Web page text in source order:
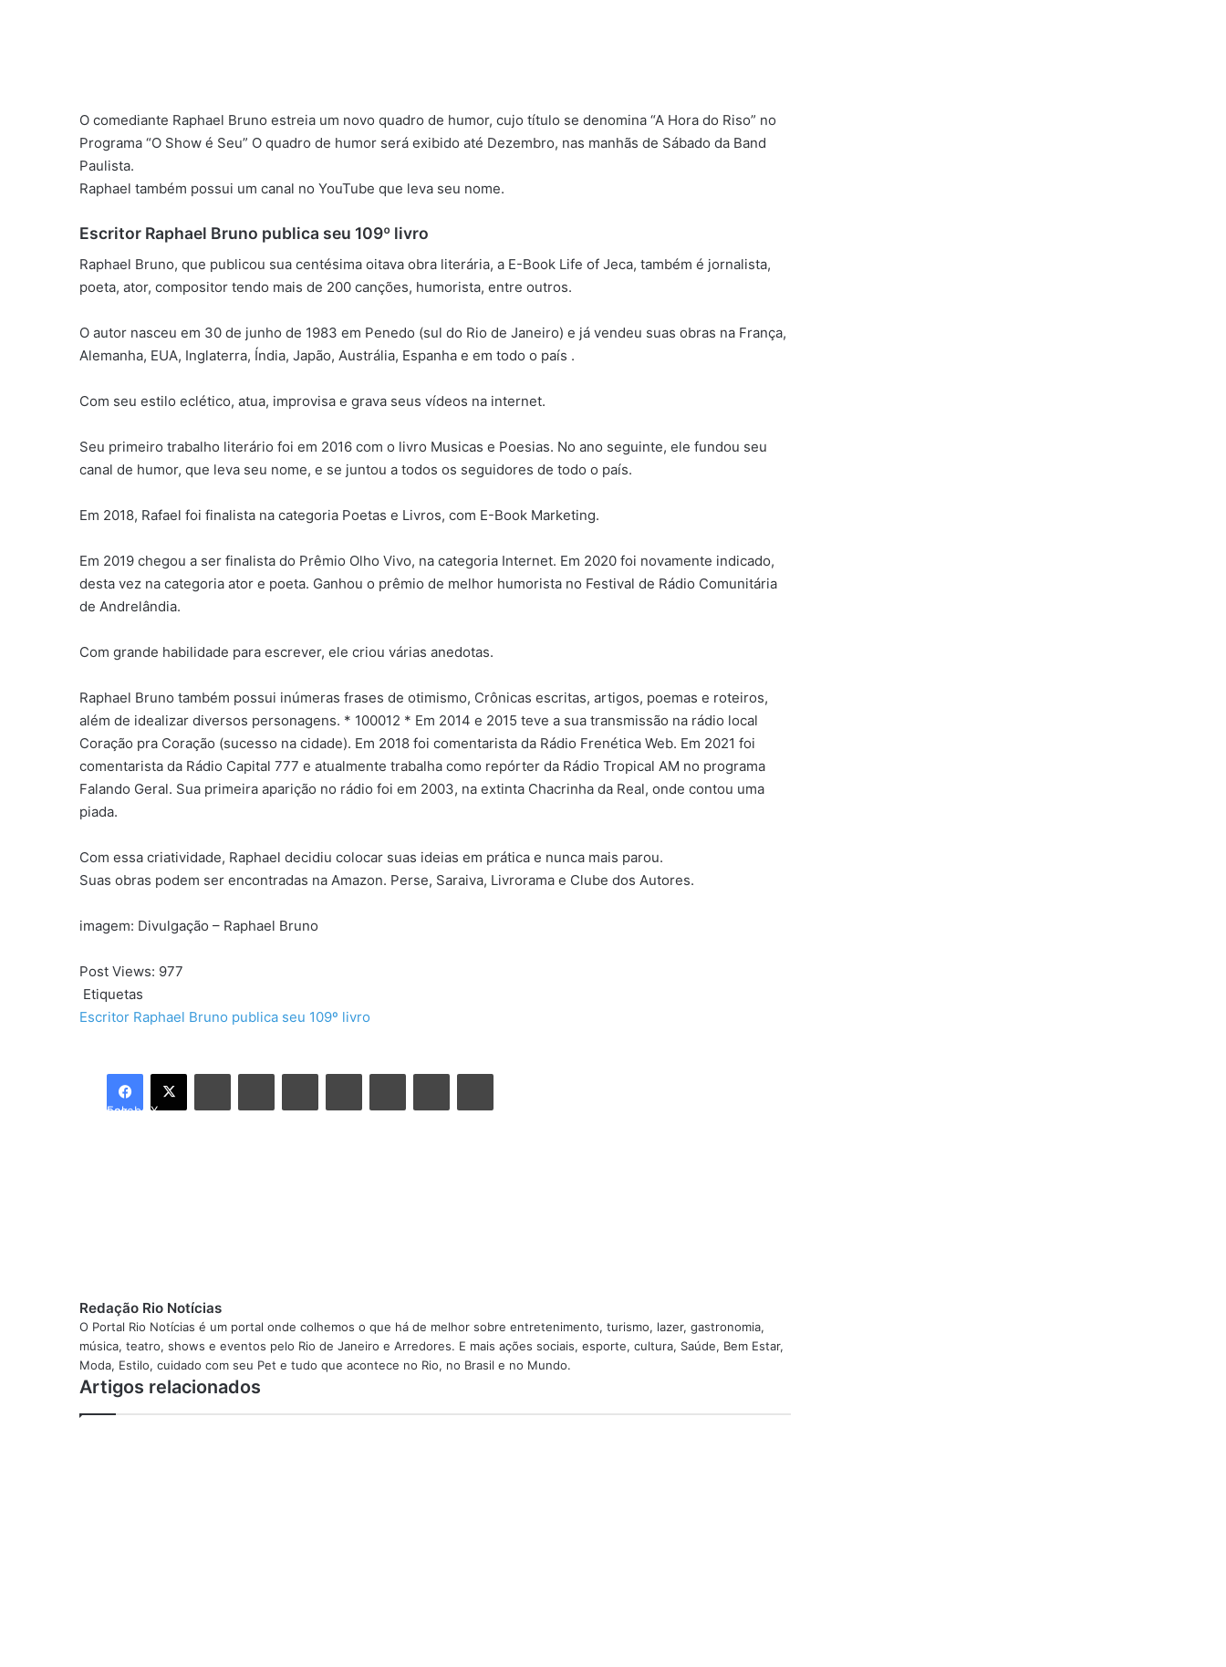
O comediante Raphael Bruno estreia um novo quadro de humor, cujo título se denomina “A Hora do Riso” no
Programa “O Show é Seu” O quadro de humor será exibido até Dezembro, nas manhãs de Sábado da Band
Paulista.
Raphael também possui um canal no YouTube que leva seu nome.
Escritor Raphael Bruno publica seu 109º livro
Raphael Bruno, que publicou sua centésima oitava obra literária, a E-Book Life of Jeca, também é jornalista,
poeta, ator, compositor tendo mais de 200 canções, humorista, entre outros.
O autor nasceu em 30 de junho de 1983 em Penedo (sul do Rio de Janeiro) e já vendeu suas obras na França,
Alemanha, EUA, Inglaterra, Índia, Japão, Austrália, Espanha e em todo o país .
Com seu estilo eclético, atua, improvisa e grava seus vídeos na internet.
Seu primeiro trabalho literário foi em 2016 com o livro Musicas e Poesias. No ano seguinte, ele fundou seu
canal de humor, que leva seu nome, e se juntou a todos os seguidores de todo o país.
Em 2018, Rafael foi finalista na categoria Poetas e Livros, com E-Book Marketing.
Em 2019 chegou a ser finalista do Prêmio Olho Vivo, na categoria Internet. Em 2020 foi novamente indicado,
desta vez na categoria ator e poeta. Ganhou o prêmio de melhor humorista no Festival de Rádio Comunitária
de Andrelândia.
Com grande habilidade para escrever, ele criou várias anedotas.
Raphael Bruno também possui inúmeras frases de otimismo, Crônicas escritas, artigos, poemas e roteiros,
além de idealizar diversos personagens. * 100012 * Em 2014 e 2015 teve a sua transmissão na rádio local
Coração pra Coração (sucesso na cidade). Em 2018 foi comentarista da Rádio Frenética Web. Em 2021 foi
comentarista da Rádio Capital 777 e atualmente trabalha como repórter da Rádio Tropical AM no programa
Falando Geral. Sua primeira aparição no rádio foi em 2003, na extinta Chacrinha da Real, onde contou uma
piada.
Com essa criatividade, Raphael decidiu colocar suas ideias em prática e nunca mais parou.
Suas obras podem ser encontradas na Amazon. Perse, Saraiva, Livrorama e Clube dos Autores.
imagem: Divulgação – Raphael Bruno
Post Views: 977
Etiquetas
Escritor Raphael Bruno publica seu 109º livro
Facebook X
LinkedinTumblr PinterestReddit VK Compartilhar via e-mail Imprimir
Redação Rio Notícias
O Portal Rio Notícias é um portal onde colhemos o que há de melhor sobre entretenimento, turismo, lazer, gastronomia,
música, teatro, shows e eventos pelo Rio de Janeiro e Arredores. E mais ações sociais, esporte, cultura, Saúde, Bem Estar,
Moda, Estilo, cuidado com seu Pet e tudo que acontece no Rio, no Brasil e no Mundo.
Artigos relacionados